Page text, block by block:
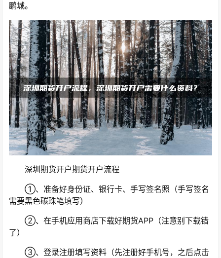
鹏城。
深圳期货开户期货开户流程
①、准备好身份证、银行卡、手写签名照（手写签名
需要黑色碳珠笔填写）
②、在手机应用商店下载好期货APP（注意别下载错
了）
③、登录注册填写资料（先注册好手机号，之后点击